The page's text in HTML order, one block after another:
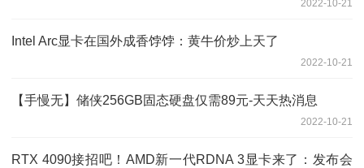
2022-10-21
Intel Arc显卡在国外成香饽饽：黄牛价炒上天了
2022-10-21
【手慢无】储侠256GB固态硬盘仅需89元-天天热消息
2022-10-21
RTX 4090接招吧！AMD新一代RDNA 3显卡来了：发布会